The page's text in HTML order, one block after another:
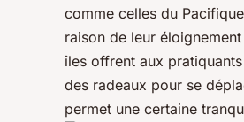
comme celles du
raison de leur
îles offrent aux
des radeaux pour se
permet une certaine